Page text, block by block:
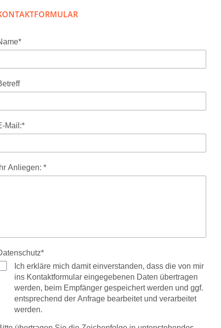
Mail:*
Anliegen: *
Ich erkläre mich damit einverstanden, dass die von mir
ins Kontaktformular eingegebenen Daten übertragen
werden, beim Empfänger gespeichert werden und ggf.
entsprechend der Anfrage bearbeitet und verarbeitet
werden.